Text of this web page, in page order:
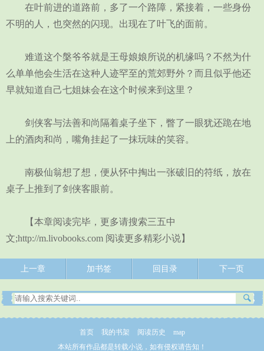
在叶前进的道路前，多了一个路障，紧接着，一些身份
不明的人，也突然的闪现。出现在了叶飞的面前。
难道这个槃爷爷就是王母娘娘所说的机缘吗？不然为什
么单单他会生活在这种人迹罕至的荒郊野外？而且似乎他还
早就知道自己七姐妹会在这个时候来到这里？
剑侠客与法善和尚隔着桌子坐下，瞥了一眼犹还跪在地
上的酒肉和尚，嘴角挂起了一抹玩味的笑容。
南极仙翁想了想，便从怀中掏出一张破旧的符纸，放在
桌子上推到了剑侠客眼前。
【本章阅读完毕，更多请搜索三五中
文;http://m.livobooks.com 阅读更多精彩小说】
上一章 加书签 回目录 下一页
首页 我的书架 阅读历史
map
本站所有作品都是转载小说，如有侵权请告知！